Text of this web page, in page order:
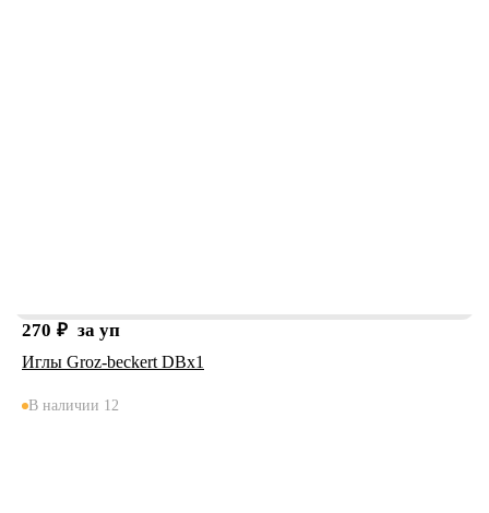
270 ₽ за уп
Иглы Groz-beckert DBx1
В наличии 12